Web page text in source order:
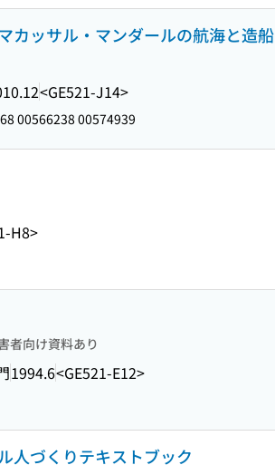
カッサル・マンダールの航海と造船
<GE521-J14>
00566238 00574939
H8>
者向け資料あり
1994.6<GE521-E12>
人づくりテキストブック